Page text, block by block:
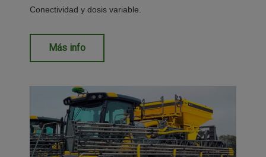
Conectividad y dosis variable.​
Más info